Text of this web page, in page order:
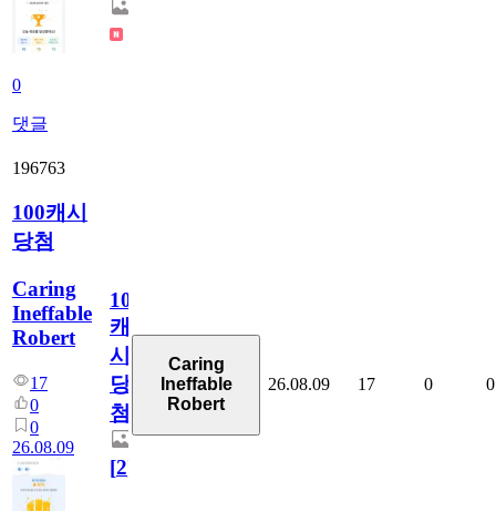
0
댓글
196763
100캐시
당첨
Caring
Ineffable
Robert
17
0
0
26.08.09
100
캐
시
당
첨
[2]
Caring
Ineffable
Robert
26.08.09 17 0 0